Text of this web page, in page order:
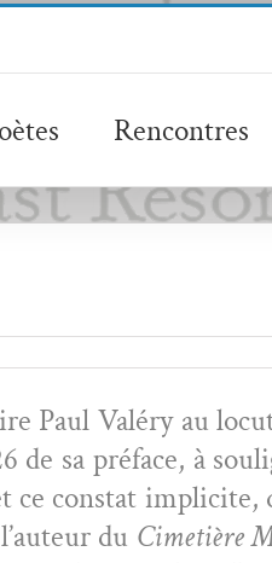
Rencontres
Paul Valéry au
de sa pré­face, à
ce con­stat implicite,
du Cimetière